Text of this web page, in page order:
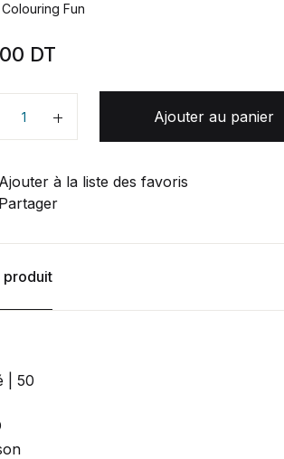
Colouring Fun
DT
Ajouter au panier
Ajouter à la liste des favoris
Partager
produit
| 50